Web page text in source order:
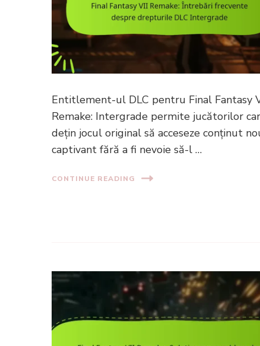
Entitlement-ul DLC pentru Final Fantasy
Remake: Intergrade permite jucătorilor
dețin jocul original să acceseze conținut
captivant fără a fi nevoie să-l …
CONTINUE READING